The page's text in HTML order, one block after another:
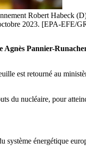
Robert Habeck
2023. [EPA-EFE/
Agnès Pannier-
est retourné au
du nucléaire, pour
système énergétique